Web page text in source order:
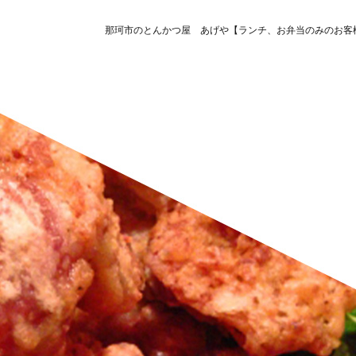
那珂市のとんかつ屋 あげや【ランチ、お弁当のみのお客